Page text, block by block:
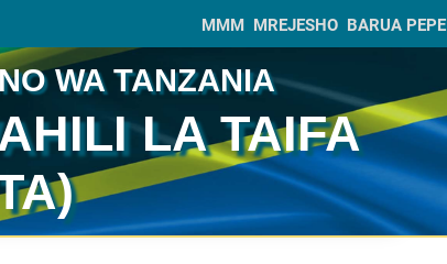
MMM MREJESHO BARUA PEPE
WA TANZANIA
LA TAIFA